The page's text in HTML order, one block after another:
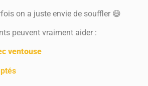
on a juste envie de souffler 😄
peuvent vraiment aider :
ventouse